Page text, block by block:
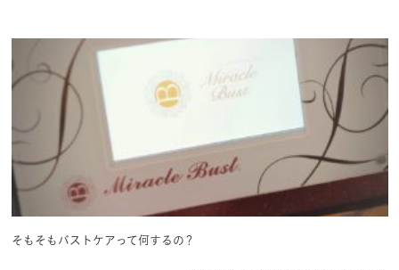
そもそもバストケアって何するの？